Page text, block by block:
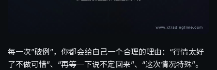
每一次”破例”，你都会给自己一个合理的理由：“行情太好
了不做可惜”、“再等一下说不定回来”、“这次情况特殊”。